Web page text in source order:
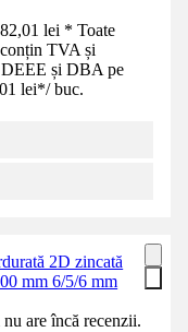
lei * Toate
TVA și
și DBA pe
lei*/ buc.
2D zincată
mm 6/5/6 mm
are încă recenzii.